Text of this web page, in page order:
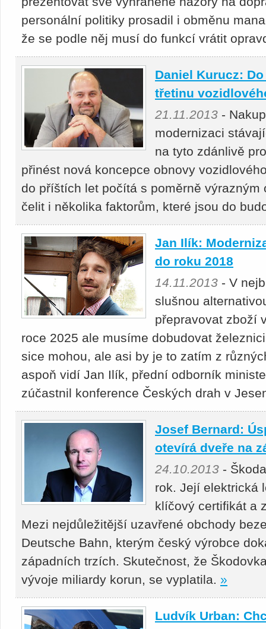
personální politiky prosadil i obměnu
že se podle něj musí do funkcí vrátit
Daniel Kurucz:
třetinu
21.11.2013 -
modernizaci
na tyto zdánlivě
přinést nová koncepce obnovy
do příštích let počítá s poměrně
čelit i několika faktorům, které jsou do
Jan Ilík:
do roku 2018
14.11.2013 - V
slušnou
přepravovat zboží
roce 2025 ale musíme dobudovat
sice mohou, ale asi by je to zatím z
aspoň vidí Jan Ilík, přední odborník
zúčastnil konference Českých drah v
Josef Bernard:
otevírá dveře na
24.10.2013 -
rok. Její elektrická
klíčový certifikát a
Mezi nejdůležitější uzavřené obchody
Deutsche Bahn, kterým český výrobce
západních trzích. Skutečnost, že
vývoje miliardy korun, se vyplatila. »
Ludvík Urban: